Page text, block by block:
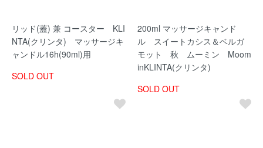
リッド(蓋) 兼 コースター KLI
NTA(クリンタ) マッサージキ
ャンドル16h(90ml)用
SOLD OUT
200ml マッサージキャンド
ル スイートカシス＆ベルガ
モット 秋 ムーミン Moom
inKLINTA(クリンタ)
SOLD OUT